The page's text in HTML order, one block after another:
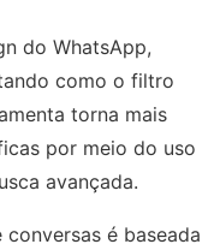
do WhatsApp,
como o filtro
torna mais
por meio do uso
avançada.
é baseada